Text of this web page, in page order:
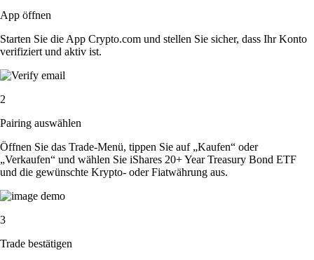
App öffnen
Starten Sie die App Crypto.com und stellen Sie sicher, dass Ihr Konto
verifiziert und aktiv ist.
2
Pairing auswählen
Öffnen Sie das Trade-Menü, tippen Sie auf „Kaufen“ oder
„Verkaufen“ und wählen Sie iShares 20+ Year Treasury Bond ETF
und die gewünschte Krypto- oder Fiatwährung aus.
3
Trade bestätigen